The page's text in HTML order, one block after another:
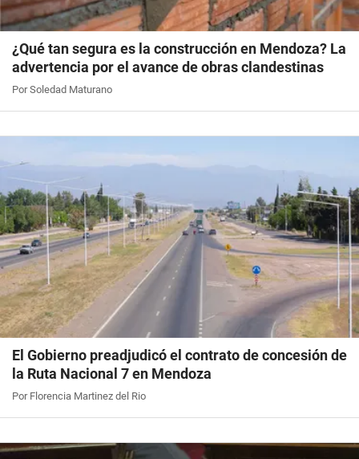
¿Qué tan segura es la construcción en Mendoza? La
advertencia por el avance de obras clandestinas
Por Soledad Maturano
El Gobierno preadjudicó el contrato de concesión de
la Ruta Nacional 7 en Mendoza
Por Florencia Martinez del Rio